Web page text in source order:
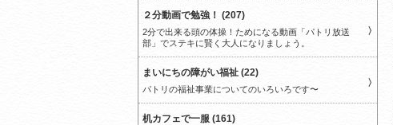
２分動画で勉強！ (207)
2分で出来る頭の体操！ためになる動画「パトリ放送
部」でステキに賢く大人になりましょう。
まいにちの障がい福祉 (22)
パトリの福祉事業についてのいろいろです〜
机カフェで一服 (161)